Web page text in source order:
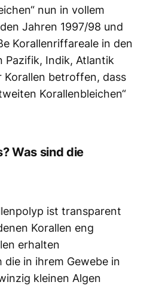
nun in vollem
Jahren 1997/98 und
Korallenriffareale in den
Pazifik, Indik, Atlantik
Korallen betroffen, dass
Korallenbleichen“
Was sind die
ist transparent
Korallen eng
erhalten
in ihrem Gewebe in
kleinen Algen